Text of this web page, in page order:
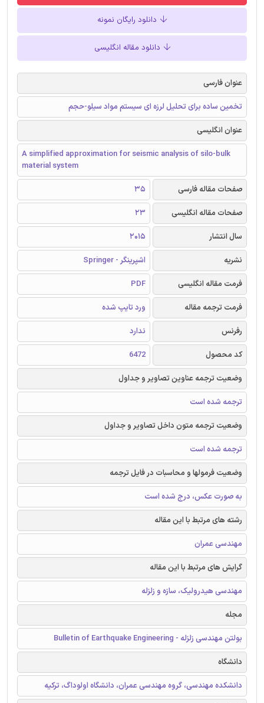
دانلود رایگان نمونه
دانلود مقاله انگلیسی
عنوان فارسی
تخمین ساده برای تحلیل لرزه ای سیستم مواد سیلو-حجم
عنوان انگلیسی
A simplified approximation for seismic analysis of silo-bulk
material system
صفحات مقاله فارسی
35
صفحات مقاله انگلیسی
23
سال انتشار
2015
نشریه
اشپرینگر - Springer
فرمت مقاله انگلیسی
PDF
فرمت ترجمه مقاله
ورد تایپ شده
رفرنس
ندارد
کد محصول
6472
وضعیت ترجمه عناوین تصاویر و جداول
ترجمه شده است
وضعیت ترجمه متون داخل تصاویر و جداول
ترجمه شده است
وضعیت فرمولها و محاسبات در فایل ترجمه
به صورت عکس، درج شده است
رشته های مرتبط با این مقاله
مهندسی عمران
گرایش های مرتبط با این مقاله
مهندسی هیدرولیک، سازه و زلزله
مجله
بولتن مهندسی زلزله - Bulletin of Earthquake Engineering
دانشگاه
دانشکده مهندسی، گروه مهندسی عمران، دانشگاه اولوداگ، ترکیه